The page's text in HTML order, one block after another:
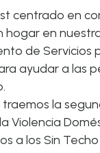
centrado en
en
de Servicios
ayudar a las
la
a los Sin